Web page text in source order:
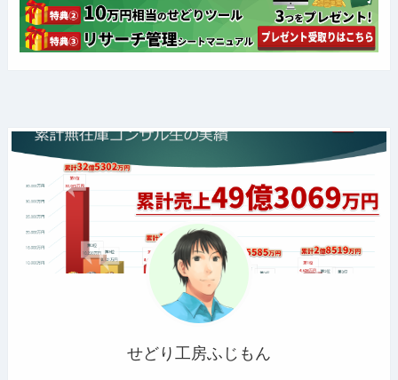
せどり工房ふじもん